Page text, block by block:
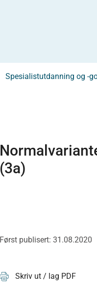
Spesialistutdanning og -
(3a)
Først publisert: 31.08.2020
Skriv ut / lag PDF